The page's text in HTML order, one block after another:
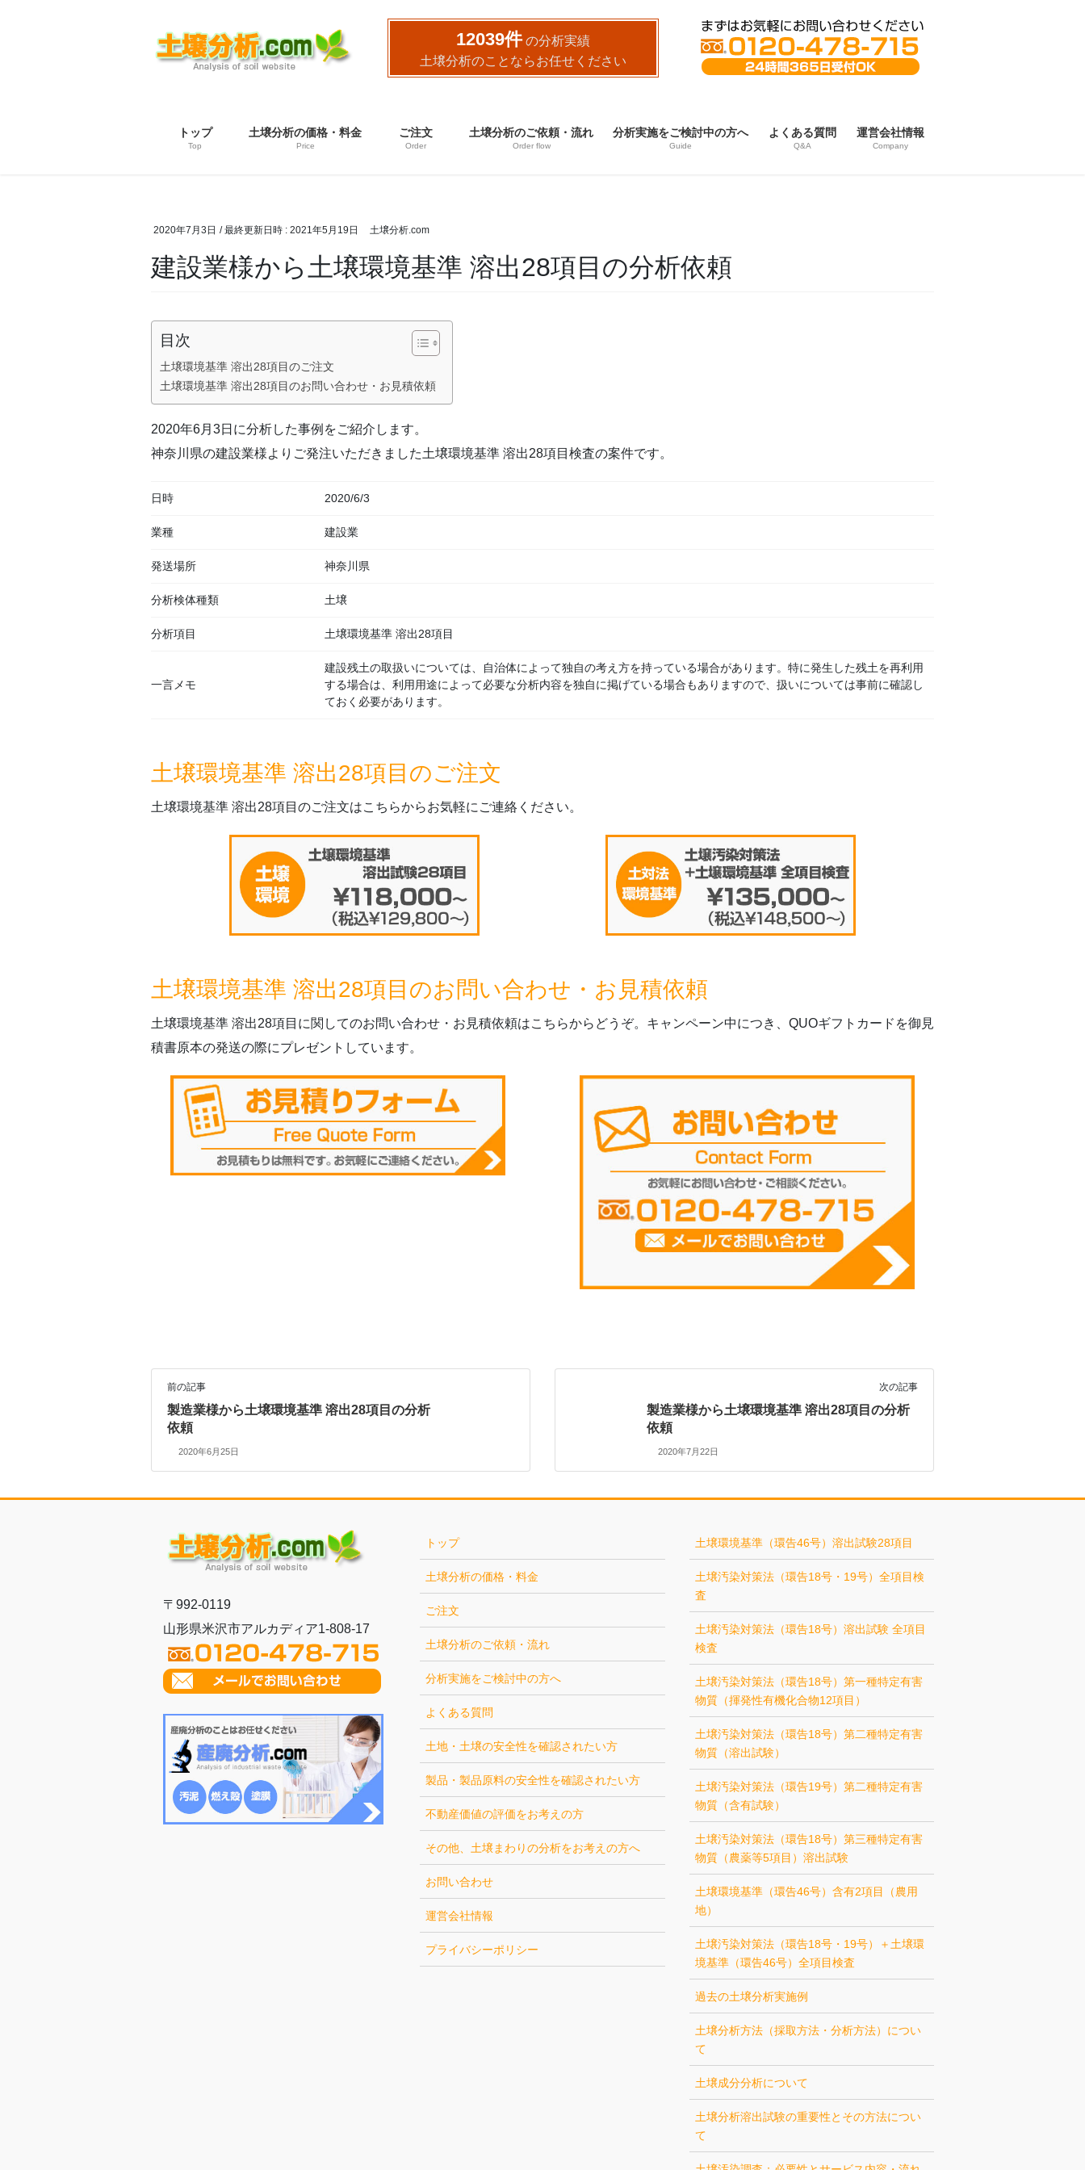
12039件の分析実績
土壌分析のことならお任せください
トップ
Top
土壌分析の価格・料金
Price
ご注文
Order
土壌分析のご依頼・流れ
Order flow
分析実施をご検討中の方へ
Guide
よくある質問
Q&A
運営会社情報
Company
2020年7月3日 / 最終更新日時 : 2021年5月19日 土壌分析.com
建設業様から土壌環境基準 溶出28項目の分析依頼
目次
土壌環境基準 溶出28項目のご注文
土壌環境基準 溶出28項目のお問い合わせ・お見積依頼
2020年6月3日に分析した事例をご紹介します。
神奈川県の建設業様よりご発注いただきました土壌環境基準 溶出28項目検査の案件です。
日時 2020/6/3
業種 建設業
発送場所 神奈川県
分析検体種類 土壌
分析項目 土壌環境基準 溶出28項目
一言メモ
建設残土の取扱いについては、自治体によって独自の考え方を持っている場合があります。特に発生した残土を再利用
する場合は、利用用途によって必要な分析内容を独自に掲げている場合もありますので、扱いについては事前に確認し
ておく必要があります。
土壌環境基準 溶出28項目のご注文
土壌環境基準 溶出28項目のご注文はこちらからお気軽にご連絡ください。
土壌環境基準 溶出28項目のお問い合わせ・お見積依頼
土壌環境基準 溶出28項目に関してのお問い合わせ・お見積依頼はこちらからどうぞ。キャンペーン中につき、QUOギフトカードを御見
積書原本の発送の際にプレゼントしています。
前の記事
製造業様から土壌環境基準 溶出28項目の分析
依頼
2020年6月25日
次の記事
製造業様から土壌環境基準 溶出28項目の分析
依頼
2020年7月22日
〒992-0119
山形県米沢市アルカディア1-808-17
トップ
土壌分析の価格・料金
ご注文
土壌分析のご依頼・流れ
分析実施をご検討中の方へ
よくある質問
土地・土壌の安全性を確認されたい方
製品・製品原料の安全性を確認されたい方
不動産価値の評価をお考えの方
その他、土壌まわりの分析をお考えの方へ
お問い合わせ
運営会社情報
プライバシーポリシー
土壌環境基準（環告46号）溶出試験28項目
土壌汚染対策法（環告18号・19号）全項目検
査
土壌汚染対策法（環告18号）溶出試験 全項目
検査
土壌汚染対策法（環告18号）第一種特定有害
物質（揮発性有機化合物12項目）
土壌汚染対策法（環告18号）第二種特定有害
物質（溶出試験）
土壌汚染対策法（環告19号）第二種特定有害
物質（含有試験）
土壌汚染対策法（環告18号）第三種特定有害
物質（農薬等5項目）溶出試験
土壌環境基準（環告46号）含有2項目（農用
地）
土壌汚染対策法（環告18号・19号）＋土壌環
境基準（環告46号）全項目検査
過去の土壌分析実施例
土壌分析方法（採取方法・分析方法）につい
て
土壌成分分析について
土壌分析溶出試験の重要性とその方法につい
て